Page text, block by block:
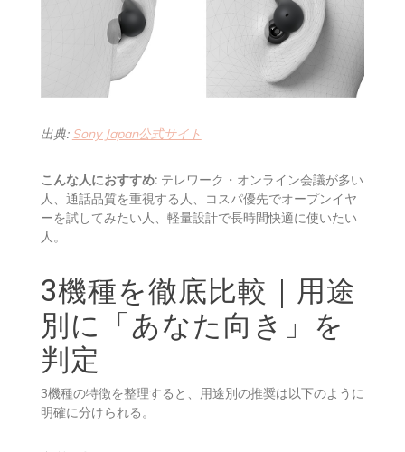
出典: Sony Japan公式サイト
こんな人におすすめ:テレワーク・オンライン会議が多い
人、通話品質を重視する人、コスパ優先でオープンイヤ
ーを試してみたい人、軽量設計で長時間快適に使いたい
人。
3機種を徹底比較｜用途
別に「あなた向き」を
判定
3機種の特徴を整理すると、用途別の推奨は以下のように
明確に分けられる。